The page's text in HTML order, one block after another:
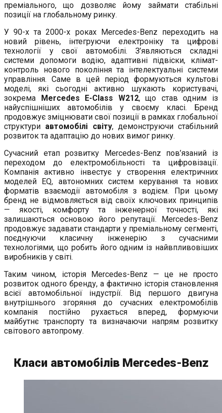
преміального, що дозволяє йому займати стабільні
позиції на глобальному ринку.
У 90-х та 2000-х роках Mercedes-Benz переходить на
новий рівень, інтегруючи електроніку та цифрові
технології у свої автомобілі. З’являються складні
системи допомоги водію, адаптивні підвіски, клімат-
контроль нового покоління та інтелектуальні системи
управління. Саме в цей період формуються культові
моделі, які сьогодні активно шукають користувачі,
зокрема Mercedes E-Class W212, що став одним із
найуспішніших автомобілів у своєму класі. Бренд
продовжує зміцнювати свої позиції в рамках глобальної
структури автомобілі світу, демонструючи стабільний
розвиток та адаптацію до нових вимог ринку.
Сучасний етап розвитку Mercedes-Benz пов’язаний із
переходом до електромобільності та цифровізації.
Компанія активно інвестує у створення електричних
моделей EQ, автономних систем керування та нових
форматів взаємодії автомобіля з водієм. При цьому
бренд не відмовляється від своїх ключових принципів
— якості, комфорту та інженерної точності, які
залишаються основою його репутації. Mercedes-Benz
продовжує задавати стандарти у преміальному сегменті,
поєднуючи класичну інженерію з сучасними
технологіями, що робить його одним із найвпливовіших
виробників у світі.
Таким чином, історія Mercedes-Benz — це не просто
розвиток одного бренду, а фактично історія становлення
всієї автомобільної індустрії. Від першого двигуна
внутрішнього згоряння до сучасних електромобілів
компанія постійно рухається вперед, формуючи
майбутнє транспорту та визначаючи напрям розвитку
світового автопрому.
Класи автомобілів Mercedes-Benz